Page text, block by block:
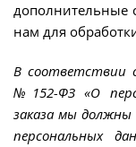
дополнительные
нам для
В соответствии
№152-ФЗ «О
заказа мы должны
персональных